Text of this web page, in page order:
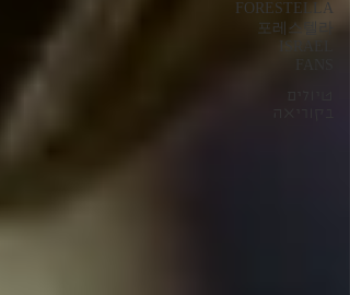
FORESTELLA
포레스텔라